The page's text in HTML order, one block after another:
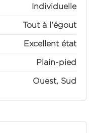
Individuelle
Tout à l'égout
Excellent état
Plain-pied
Ouest, Sud